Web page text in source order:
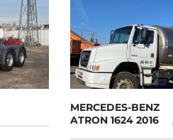
MERCEDES-BENZ
ATRON 1624 2016